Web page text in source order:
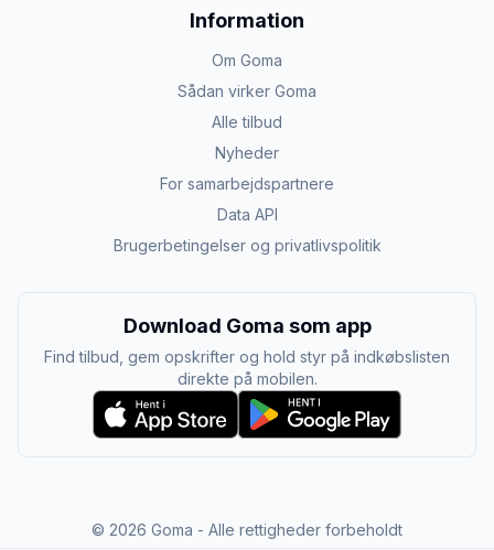
Information
Om Goma
Sådan virker Goma
Alle tilbud
Nyheder
For samarbejdspartnere
Data API
Brugerbetingelser og privatlivspolitik
Download Goma som app
Find tilbud, gem opskrifter og hold styr på indkøbslisten
direkte på mobilen.
© 2026 Goma - Alle rettigheder forbeholdt